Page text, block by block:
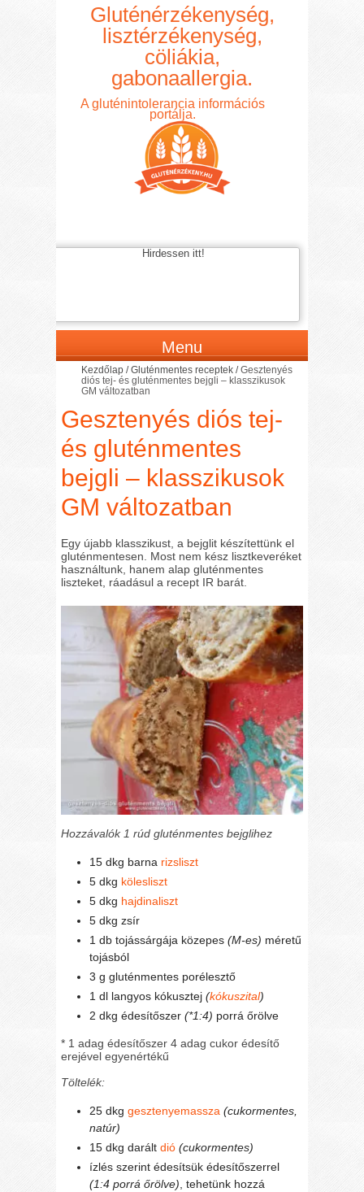
Gluténérzékenység,
lisztérzékenység,
cöliákia,
gabonaallergia.
A gluténintolerancia információs
portálja.
Hirdessen itt!
Menu
Kezdőlap /Gluténmentes receptek /Gesztenyés
diós tej- és gluténmentes bejgli – klasszikusok
GM változatban
Gesztenyés diós tej-
és gluténmentes
bejgli – klasszikusok
GM változatban
Egy újabb klasszikust, a bejglit készítettünk el
gluténmentesen. Most nem kész lisztkeveréket
használtunk, hanem alap gluténmentes
liszteket, ráadásul a recept IR barát.
Hozzávalók 1 rúd gluténmentes bejglihez
15 dkg barna rizsliszt
5 dkg kölesliszt
5 dkg hajdinaliszt
5 dkg zsír
1 db tojássárgája közepes(M-es) méretű
tojásból
3 g gluténmentes porélesztő
1 dl langyos kókusztej(kókuszital)
2 dkg édesítőszer(*1:4) porrá őrölve
* 1 adag édesítőszer 4 adag cukor édesítő
erejével egyenértékű
Töltelék:
25 dkggesztenyemassza (cukormentes,
natúr)
15 dkg daráltdió (cukormentes)
ízlés szerint édesítsük édesítőszerrel
(1:4 porrá őrölve) , tehetünk hozzá